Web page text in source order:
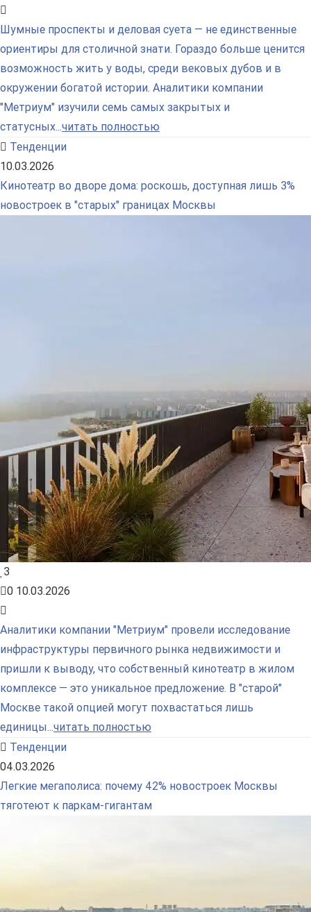
Шумные проспекты и деловая суета — не единственные
ориентиры для столичной знати. Гораздо больше ценится
возможность жить у воды, среди вековых дубов и в
окружении богатой истории. Аналитики компании
"Метриум" изучили семь самых закрытых и
статусных...читать полностью
Тенденции
10.03.2026
Кинотеатр во дворе дома: роскошь, доступная лишь 3%
новостроек в "старых" границах Москвы
3
0 10.03.2026
Аналитики компании "Метриум" провели исследование
инфраструктуры первичного рынка недвижимости и
пришли к выводу, что собственный кинотеатр в жилом
комплексе — это уникальное предложение. В "старой"
Москве такой опцией могут похвастаться лишь
единицы...читать полностью
Тенденции
04.03.2026
Легкие мегаполиса: почему 42% новостроек Москвы
тяготеют к паркам-гигантам